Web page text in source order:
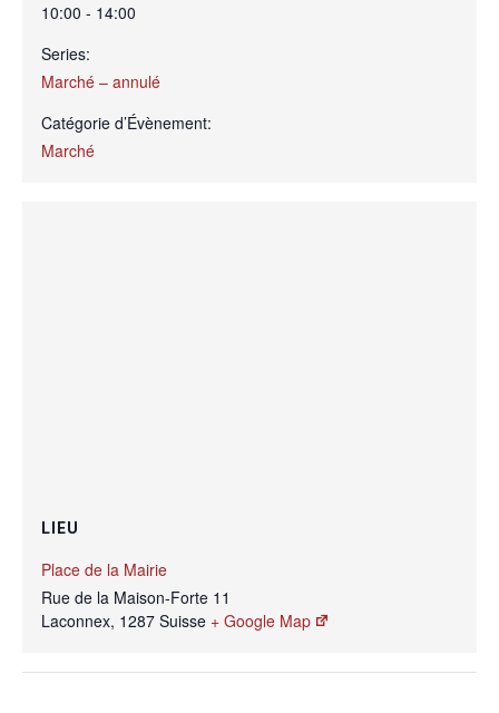
10:00 - 14:00
Series:
Marché – annulé
Catégorie d’Évènement:
Marché
LIEU
Place de la Mairie
Rue de la Maison-Forte 11
Laconnex, 1287 Suisse + Google Map